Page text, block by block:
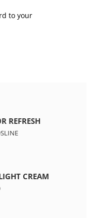
to your
REFRESH
CREAM